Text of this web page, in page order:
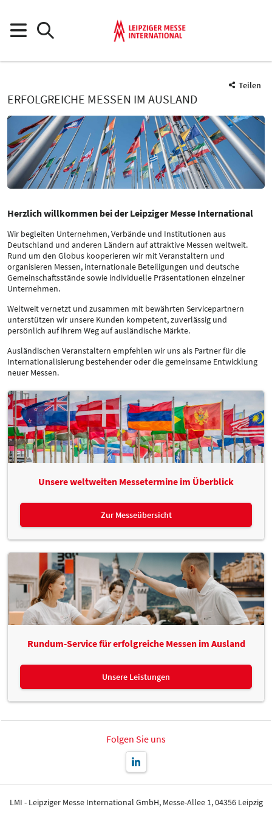
Teilen
ERFOLGREICHE MESSEN IM AUSLAND
Herzlich willkommen bei der Leipziger Messe International
Wir begleiten Unternehmen, Verbände und Institutionen aus
Deutschland und anderen Ländern auf attraktive Messen weltweit.
Rund um den Globus kooperieren wir mit Veranstaltern und
organisieren Messen, internationale Beteiligungen und deutsche
Gemeinschaftsstände sowie individuelle Präsentationen einzelner
Unternehmen.
Weltweit vernetzt und zusammen mit bewährten Servicepartnern
unterstützen wir unsere Kunden kompetent, zuverlässig und
persönlich auf ihrem Weg auf ausländische Märkte.
Ausländischen Veranstaltern empfehlen wir uns als Partner für die
Internationalisierung bestehender oder die gemeinsame Entwicklung
neuer Messen.
Unsere weltweiten Messetermine im Überblick
Zur Messeübersicht
Rundum-Service für erfolgreiche Messen im Ausland
Unsere Leistungen
Folgen Sie uns
LMI - Leipziger Messe International GmbH, Messe-Allee 1, 04356 Leipzig